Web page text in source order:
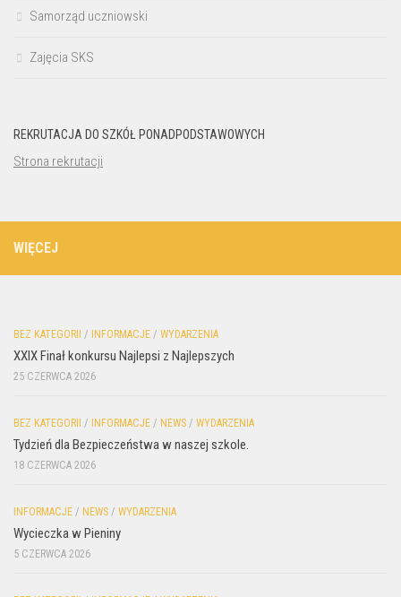
Samorząd uczniowski
Zajęcia SKS
REKRUTACJA DO SZKÓŁ PONADPODSTAWOWYCH
Strona rekrutacji
WIĘCEJ
BEZ KATEGORII / INFORMACJE / WYDARZENIA
XXIX Finał konkursu Najlepsi z Najlepszych
25 CZERWCA 2026
BEZ KATEGORII / INFORMACJE / NEWS / WYDARZENIA
Tydzień dla Bezpieczeństwa w naszej szkole.
18 CZERWCA 2026
INFORMACJE / NEWS / WYDARZENIA
Wycieczka w Pieniny
5 CZERWCA 2026